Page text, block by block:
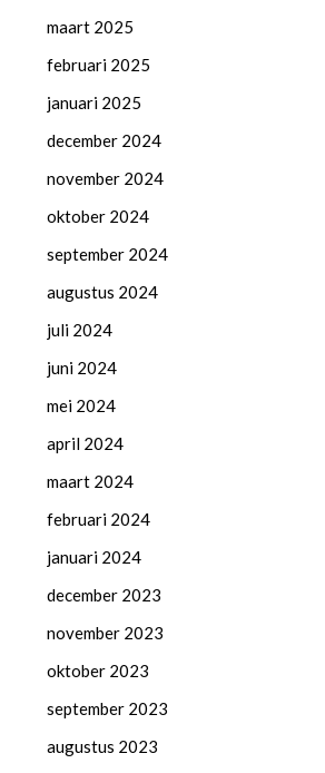
maart 2025
februari 2025
januari 2025
december 2024
november 2024
oktober 2024
september 2024
augustus 2024
juli 2024
juni 2024
mei 2024
april 2024
maart 2024
februari 2024
januari 2024
december 2023
november 2023
oktober 2023
september 2023
augustus 2023